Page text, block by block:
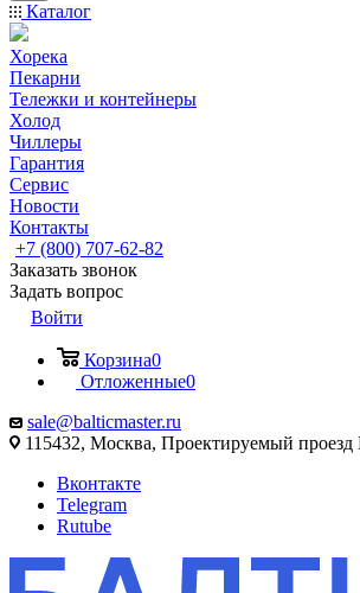
Каталог
Хорека
Пекарни
Тележки и контейнеры
Холод
Чиллеры
Гарантия
Сервис
Новости
Контакты
+7 (800) 707-62-82
Заказать звонок
Задать вопрос
Войти
Корзина0
Отложенные0
sale@balticmaster.ru
115432, Москва, Проектируемый проезд
Вконтакте
Telegram
Rutube